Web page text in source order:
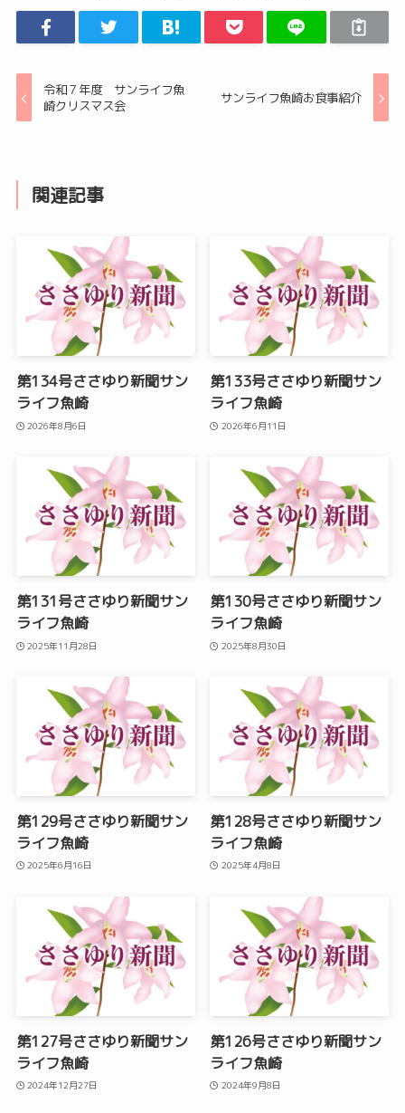
令和７年度 サンライフ魚
崎クリスマス会
サンライフ魚崎お食事紹介
関連記事
第134号ささゆり新聞サン
ライフ魚崎
2026年8月6日
第133号ささゆり新聞サン
ライフ魚崎
2026年6月11日
第131号ささゆり新聞サン
ライフ魚崎
2025年11月28日
第130号ささゆり新聞サン
ライフ魚崎
2025年8月30日
第129号ささゆり新聞サン
ライフ魚崎
2025年6月16日
第128号ささゆり新聞サン
ライフ魚崎
2025年4月8日
第127号ささゆり新聞サン
ライフ魚崎
2024年12月27日
第126号ささゆり新聞サン
ライフ魚崎
2024年9月8日